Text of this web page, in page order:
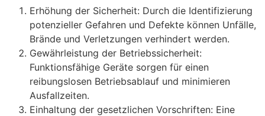
Erhöhung der Sicherheit: Durch die Identifizierung
potenzieller Gefahren und Defekte können Unfälle,
Brände und Verletzungen verhindert werden.
Gewährleistung der Betriebssicherheit:
Funktionsfähige Geräte sorgen für einen
reibungslosen Betriebsablauf und minimieren
Ausfallzeiten.
Einhaltung der gesetzlichen Vorschriften: Eine